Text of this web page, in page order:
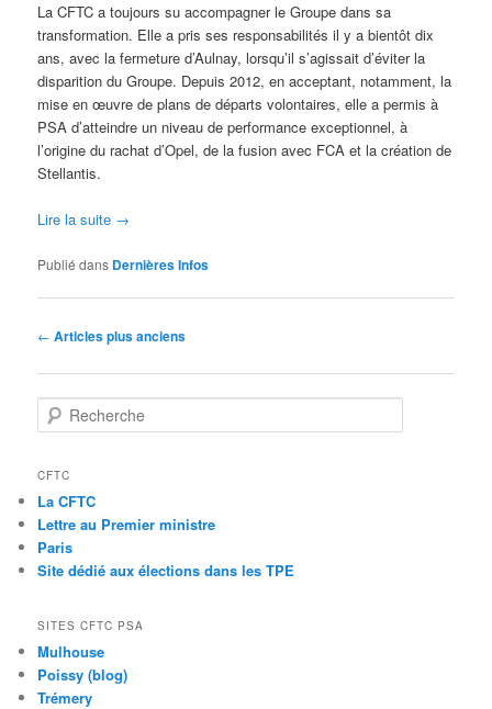
La CFTC a toujours su accompagner le Groupe dans sa
transformation. Elle a pris ses responsabilités il y a bientôt dix
ans, avec la fermeture d’Aulnay, lorsqu’il s’agissait d’éviter la
disparition du Groupe. Depuis 2012, en acceptant, notamment, la
mise en œuvre de plans de départs volontaires, elle a permis à
PSA d’atteindre un niveau de performance exceptionnel, à
l’origine du rachat d’Opel, de la fusion avec FCA et la création de
Stellantis.
Lire la suite →
Publié dans Dernières Infos
Navigation des articles
← Articles plus anciens
Recherche
CFTC
La CFTC
Lettre au Premier ministre
Paris
Site dédié aux élections dans les TPE
SITES CFTC PSA
Mulhouse
Poissy (blog)
Trémery